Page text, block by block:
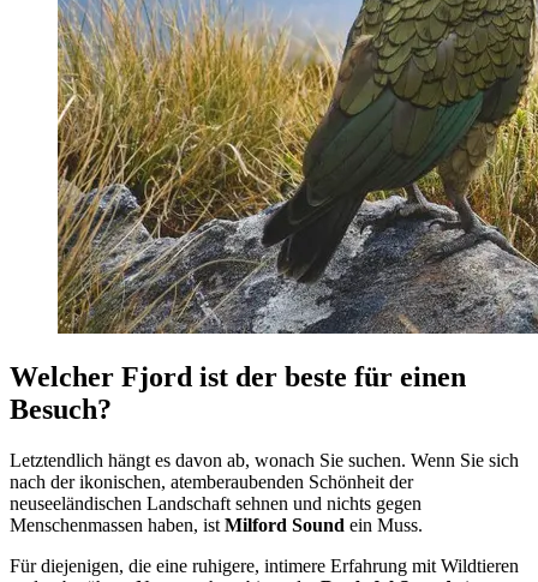
Welcher Fjord ist der beste für einen
Besuch?
Letztendlich hängt es davon ab, wonach Sie suchen. Wenn Sie sich
nach der ikonischen, atemberaubenden Schönheit der
neuseeländischen Landschaft sehnen und nichts gegen
Menschenmassen haben, ist Milford Sound ein Muss.
Für diejenigen, die eine ruhigere, intimere Erfahrung mit Wildtieren